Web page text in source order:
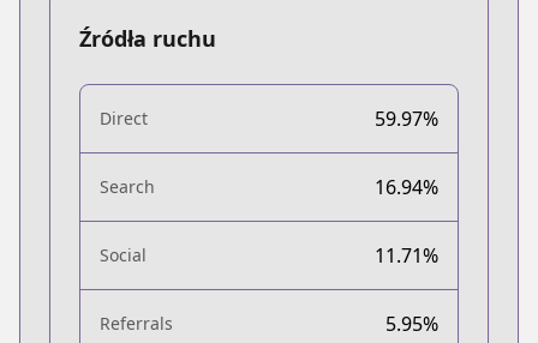
Źródła ruchu
Direct 59.97%
Search 16.94%
Social 11.71%
Referrals 5.95%